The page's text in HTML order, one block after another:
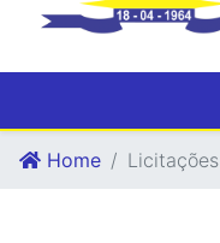
Home Licitações